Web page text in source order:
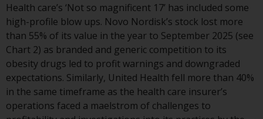
2009/65/EG ) und die Richtlinie
über die Verwalter alternativer
Investmentfonds (Richtlinie
2011/61/EU) sowie die
entsprechenden Regelungen, die
diese Regelungen in britisches
Recht umgesetzt und dann beim
Austritt des Vereinigten
Health care’s ‘Not so magnificent 17’ has included some
high-profile blow ups. Novo Nordisk’s stock lost more
than 55% of its value in the year to September 2025 (see
Chart 2) as branded and generic competition to its
obesity drugs led to profit warnings and downgraded
expectations. Similarly, United Health fell more than 40%
in the same timeframe as the health care insurer’s
operations faced a maelstrom of challenges to